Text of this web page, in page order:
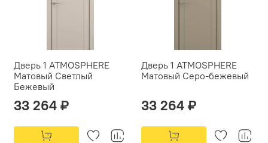
Дверь 1 ATMOSPHERE
Матовый Светлый
Бежевый
33 264 ₽
Дверь 1 ATMOSPHERE
Матовый Серо-бежевый
33 264 ₽